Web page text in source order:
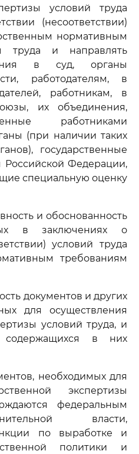
условий труда
(несоответствии)
нормативным
труда и направлять
в суд, органы
работодателям, в
работникам, в
их объединения,
работниками
(при наличии таких
государственные
Федерации,
специальную оценку
и обоснованность
в заключениях о
условий труда
требованиям
документов и других
для осуществления
условий труда, и
содержащихся в них
необходимых для
экспертизы
федеральным
власти,
по выработке и
политики и